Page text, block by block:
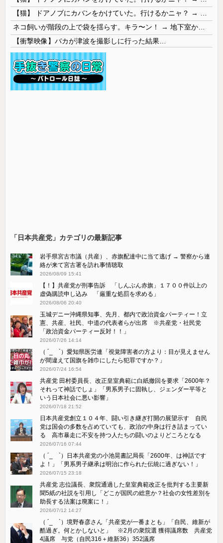
【衝撃映像】バカが津波を撮影しに行った結果…
「日本共産党」カテゴリの最新記事
岩手県宮古市議（共産）、赤旗配達中に当て逃げ → 警察から連
絡が来て宮古署を訪れ事情聴取
2026/08/09 15:41
【！】共産党が刑事告訴 「しんぶん赤旗」１７００件以上の
虚偽購読申し込み 「厳重な処罰を求める」
2026/08/06 20:40
玉城デニー沖縄県知事、先月、都内で政治資金パーティー！立
憲、共産、社民、中道の代表者らが出席 ※共産党・社民党
「政治資金パーティー反対！！」
2026/07/26 14:14
（ ´_ゝ`）愛知県医労連「視覚障害者の方より：目が見えません
が間違えて国旗を雑巾にしたら犯罪ですか？」
2026/07/24 16:54
共産党 田村委員長、改正皇室典範に白紙撤回を要求「2600年？
それって神話でしょ」「男系男子に固執し、ジェンダー平等と
いう日本社会に悪い影響」
2026/07/18 21:52
日本共産党創立１０４年、闘い引き継ぎ打開の展望示す 自民
党は国会の多数を占めていても、政治の中身は行き詰まってい
る 高市暴走に不安を持つ人たちの闘いのよりどころとなる
2026/07/16 07:44
（ ´_ゝ`）日本共産党の小池晃書記局長「2600年、は神話です
よ！」「​男系男子継承は明治に作られた伝統に過ぎない！」
2026/07/15 23:18
共産党 志位議長、衆院通過した皇室典範改正を批判する主要新
聞5紙の社説を引用し「どこが国民の総意か？社会の女性差別を
助長する法案は廃案に！」
2026/07/12 14:27
（ ´_ゝ`）境野春彦さん「共産党が一番まとも」「自民、維新が
酷過ぎ。何とかしないと」 ※2月の衆院選 獲得議席数 共産党
4議席 与党（自民316＋維新36）352議席